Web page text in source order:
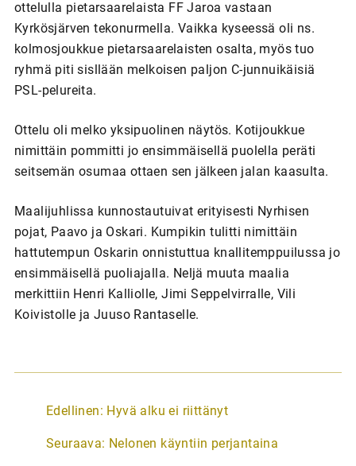
ottelulla pietarsaarelaista FF Jaroa vastaan
Kyrkösjärven tekonurmella. Vaikka kyseessä oli ns.
kolmosjoukkue pietarsaarelaisten osalta, myös tuo
ryhmä piti sisllään melkoisen paljon C-junnuikäisiä
PSL-pelureita.
Ottelu oli melko yksipuolinen näytös. Kotijoukkue
nimittäin pommitti jo ensimmäisellä puolella peräti
seitsemän osumaa ottaen sen jälkeen jalan kaasulta.
Maalijuhlissa kunnostautuivat erityisesti Nyrhisen
pojat, Paavo ja Oskari. Kumpikin tulitti nimittäin
hattutempun Oskarin onnistuttua knallitemppuilussa jo
ensimmäisellä puoliajalla. Neljä muuta maalia
merkittiin Henri Kalliolle, Jimi Seppelvirralle, Vili
Koivistolle ja Juuso Rantaselle.
A
t
Edellinen: Hyvä alku ei riittänyt
Seuraava: Nelonen käyntiin perjantaina